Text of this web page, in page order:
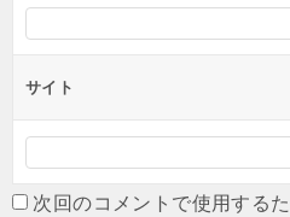
サイト
次回のコメントで使用する